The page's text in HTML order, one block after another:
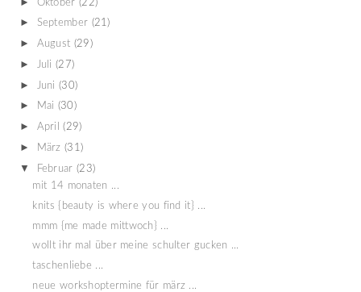
Oktober (22)
► September (21)
► August (29)
► Juli (27)
► Juni (30)
► Mai (30)
► April (29)
► März (31)
▼ Februar (23)
mit 14 monaten ...
knits {beauty is where you find it} ...
mmm {me made mittwoch} ...
wollt ihr mal über meine schulter gucken ...
taschenliebe ...
neue workshoptermine für märz ...